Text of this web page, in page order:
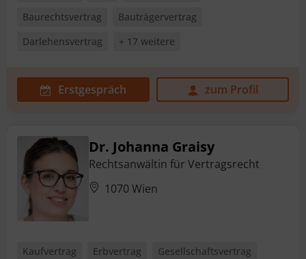
Baurechtsvertrag
Bauträgervertrag
Darlehensvertrag
+ 17 weitere
Erstgespräch zum Profil
Dr. Johanna Graisy
Rechtsanwältin für Vertragsrecht
1070 Wien
Kaufvertrag Erbvertrag
Gesellschaftsvertrag